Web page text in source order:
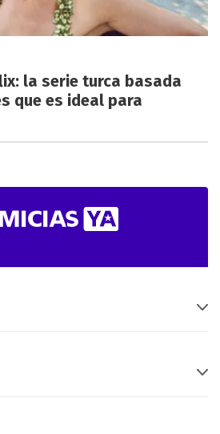
la serie turca basada
que es ideal para